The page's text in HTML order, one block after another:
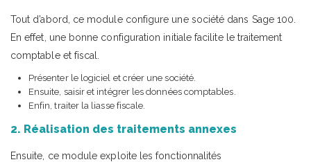
Tout d’abord, ce module configure une société dans Sage 100.
En effet, une bonne configuration initiale facilite le traitement
comptable et fiscal.
Présenter le logiciel et créer une société.
Ensuite, saisir et intégrer les données comptables.
Enfin, traiter la liasse fiscale.
2. Réalisation des traitements annexes
Ensuite, ce module exploite les fonctionnalités